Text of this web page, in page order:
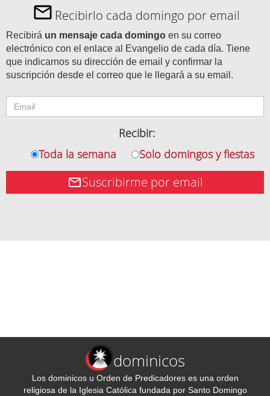
Recibirlo cada domingo por email
Recibirá un mensaje cada domingo en su correo
electrónico con el enlace al Evangelio de cada día. Tiene
que indicarnos su dirección de email y confirmar la
suscripción desde el correo que le llegará a su email.
Recibir:
Toda la semana
Solo domingos y fiestas
Suscribirme por email
dominicos
Los dominicos u Orden de Predicadores es una orden
religiosa de la Iglesia Católica fundada por Santo Domingo